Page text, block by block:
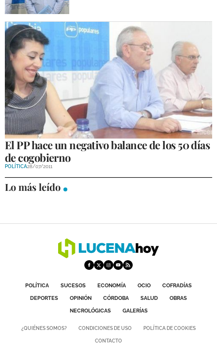
El PP hace un negativo balance de los 50 días
de cogobierno
POLÍTICA28/07/2011
Lo más leído
POLÍTICA SUCESOS ECONOMÍA OCIO
COFRADÍAS
DEPORTES
OPINIÓN CÓRDOBA SALUD
OBRAS
NECROLÓGICAS
GALERÍAS
¿QUIÉNES SOMOS? CONDICIONES DE USO POLÍTICA DE COOKIES
CONTACTO